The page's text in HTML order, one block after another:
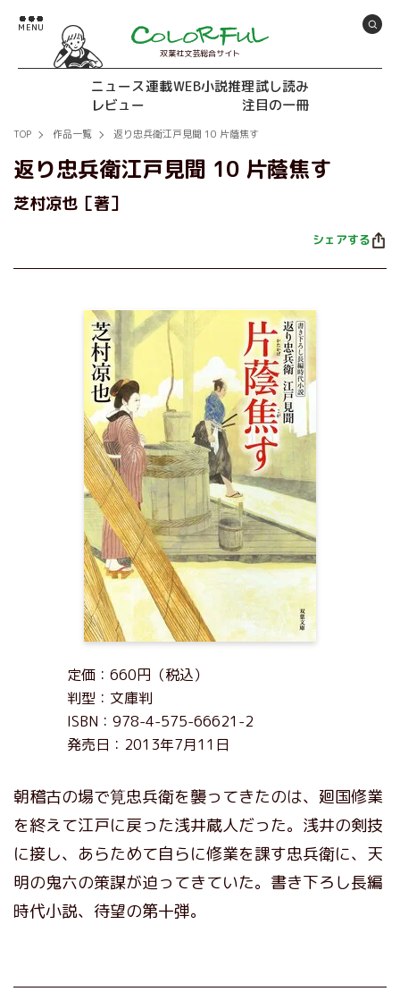
双葉社文芸総合サイト
ニュース連載WEB小説推理試し読み
レビュー
注目の一冊
TOP 作品一覧 返り忠兵衛江戸見聞 10 片蔭焦す
返り忠兵衛江戸見聞 10 片蔭焦す
芝村凉也［著］
シェアする
定価：660円（税込）
判型：文庫判
ISBN：978-4-575-66621-2
発売日：2013年7月11日
朝稽古の場で筧忠兵衛を襲ってきたのは、廻国修業
を終えて江戸に戻った浅井蔵人だった。浅井の剣技
に接し、あらためて自らに修業を課す忠兵衛に、天
明の鬼六の策謀が迫ってきていた。書き下ろし長編
時代小説、待望の第十弾。